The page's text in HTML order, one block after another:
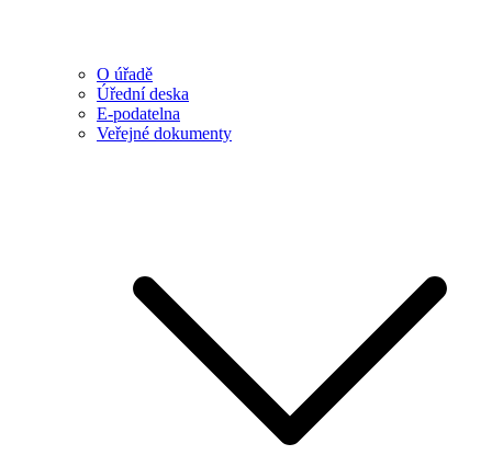
O úřadě
Úřední deska
E-podatelna
Veřejné dokumenty